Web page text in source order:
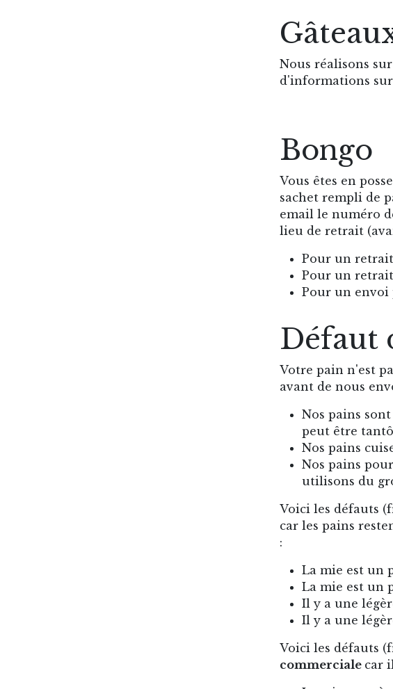
Nous réalisons
d'informations sur
Bongo
Vous êtes en
sachet rempli de
email le numéro
lieu de retrait
Pour un
Pour un
Pour un envoi
Défaut
Votre pain n'est
avant de nous
Nos pains
peut être
Nos pains
Nos pains
utilisons du
Voici les défauts
car les pains
:
La mie est un
La mie est un
Il y a une
Il y a une
Voici les défauts
commerciale car